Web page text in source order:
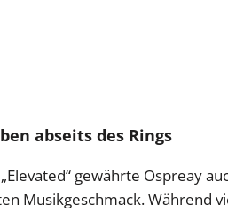
abseits des Rings
gewährte Ospreay
Musikgeschmack. Während